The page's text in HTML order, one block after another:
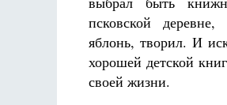
псковской
яблонь, творил. И
хорошей детской
своей жизни.